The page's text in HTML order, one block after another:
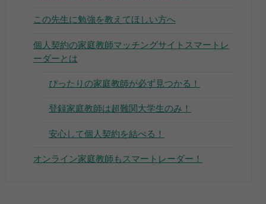
▶
この先生に勉強を教えてほしい方へ
個人契約の家庭教師マッチングサイトスマートレ
ーダーとは
ぴったりの家庭教師が必ず見つかる！
登録家庭教師は超難関大学生のみ！
安心して個人契約を結べる！
オンライン家庭教師もスマートレーダー！